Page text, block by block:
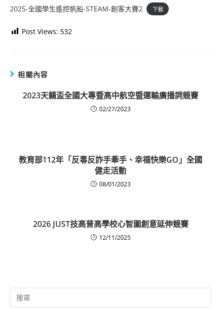
2025-全國學生遙控帆船-STEAM-創客大賽2 下載
Post Views: 532
相關內容
2023天籟盃全國大專暨高中航空暨運輸廣播詞競賽
02/27/2023
教育部112年「反毒反詐手牽手、幸福快樂GO」全國
健走活動
08/01/2023
2026 JUST技高普高學校心智圖創意延伸競賽
12/11/2025
Search
for: